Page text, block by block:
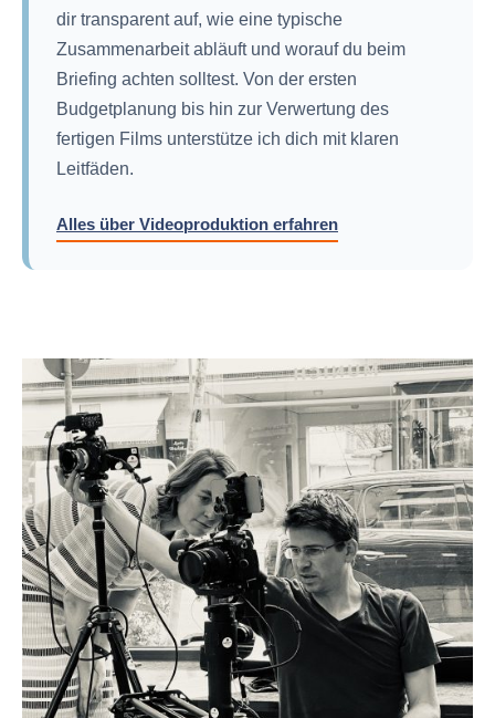
dir transparent auf, wie eine typische
Zusammenarbeit abläuft und worauf du beim
Briefing achten solltest. Von der ersten
Budgetplanung bis hin zur Verwertung des
fertigen Films unterstütze ich dich mit klaren
Leitfäden.
Alles über Videoproduktion erfahren